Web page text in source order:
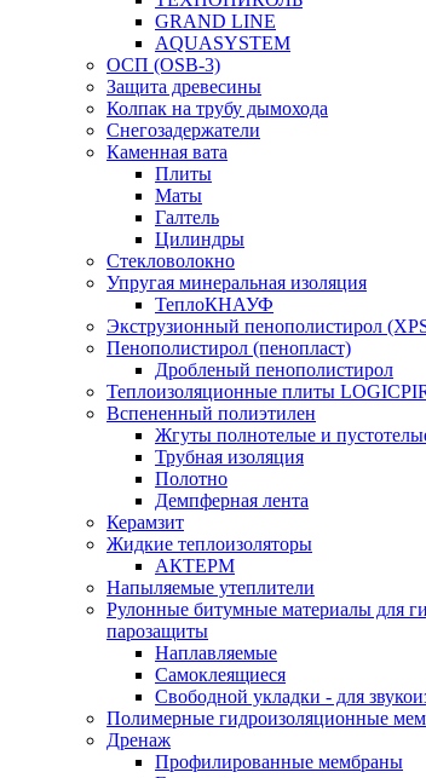
GRAND LINE
AQUASYSTEM
ОСП (OSB-3)
Защита древесины
Колпак на трубу дымохода
Снегозадержатели
Каменная вата
Плиты
Маты
Галтель
Цилиндры
Стекловолокно
Упругая минеральная изоляция
ТеплоКНАУФ
Экструзионный пенополистирол
Пенополистирол (пенопласт)
Дробленый пенополистирол
Теплоизоляционные плиты
Вспененный полиэтилен
Жгуты полнотелые и
Трубная изоляция
Полотно
Демпферная лента
Керамзит
Жидкие теплоизоляторы
АКТЕРМ
Напыляемые утеплители
Рулонные битумные материалы для
парозащиты
Наплавляемые
Самоклеящиеся
Свободной укладки - для
Полимерные гидроизоляционные
Дренаж
Профилированные мембраны